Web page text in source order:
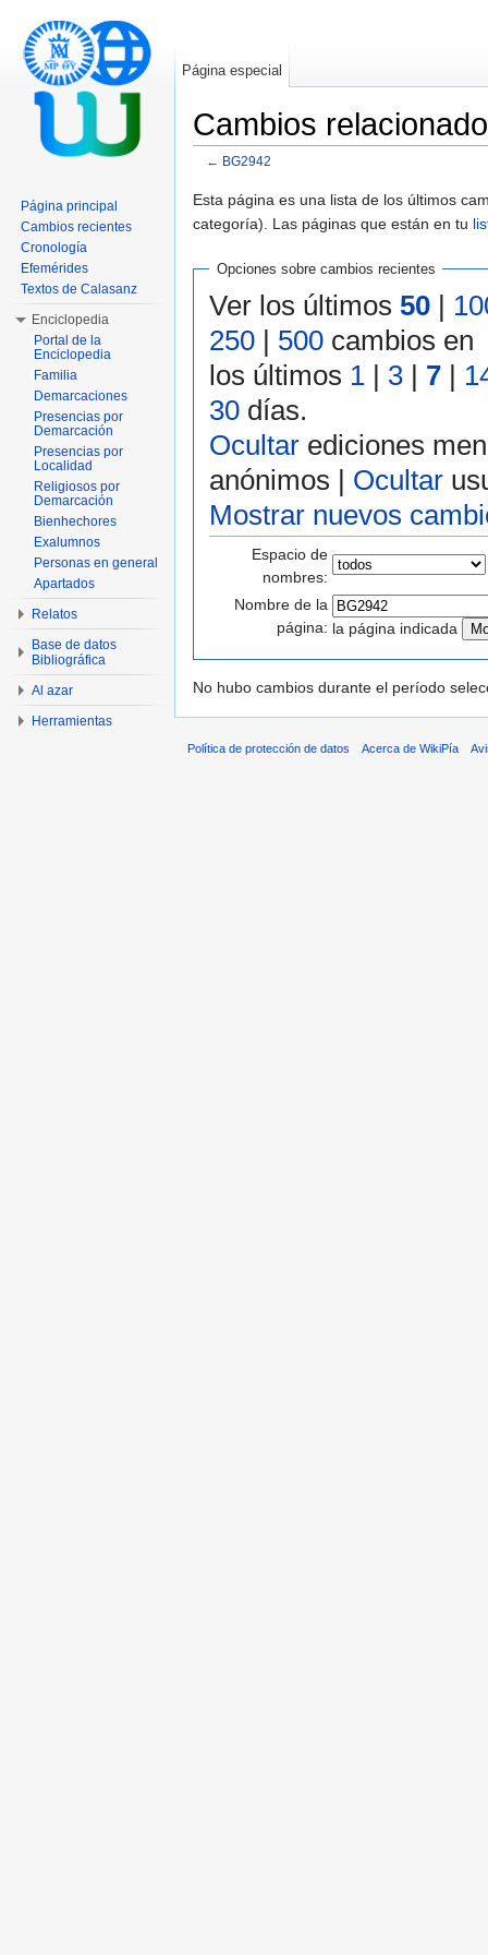
Cambios
← BG2942
Esta página es una lista de los últimos
categoría). Las páginas que están en tu
Opciones sobre cambios recientes
Ver los últimos 50 |
250 | 500 cambios en
los últimos 1 | 3 | 7 |
30 días.
Ocultar ediciones
anónimos | Ocultar
Mostrar nuevos
Espacio de
nombres:
Nombre de la
página: la página indicada
No hubo cambios durante el período
Página especial
Página principal
Cambios recientes
Cronología
Efemérides
Textos de Calasanz
Enciclopedia
Portal de la
Enciclopedia
Familia
Demarcaciones
Presencias por
Demarcación
Presencias por
Localidad
Religiosos por
Demarcación
Bienhechores
Exalumnos
Personas en general
Apartados
Relatos
Base de datos
Bibliográfica
Al azar
Herramientas
Política de protección de datos Acerca de WikiPía